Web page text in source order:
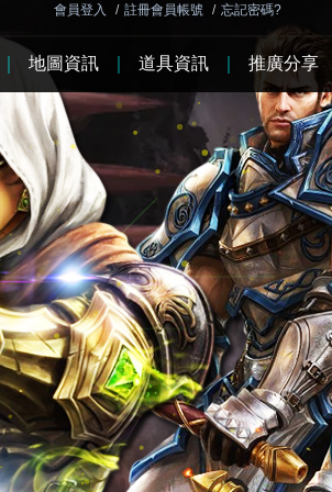
會員登入 / 註冊會員帳號 / 忘記密碼?